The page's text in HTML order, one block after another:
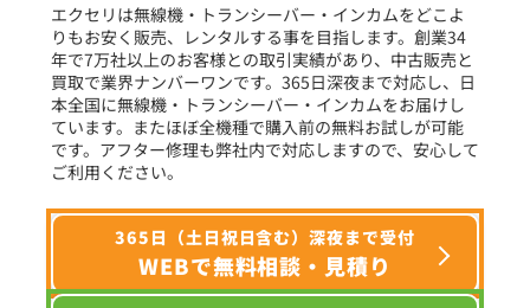
選択条件をリセット
エクセリは無線機・トランシーバー・インカムをどこよ
りもお安く販売、レンタルする事を目指します。創業34
年で7万社以上のお客様との取引実績があり、中古販売と
買取で業界ナンバーワンです。365日深夜まで対応し、日
本全国に無線機・トランシーバー・インカムをお届けし
ています。またほぼ全機種で購入前の無料お試しが可能
です。アフター修理も弊社内で対応しますので、安心して
ご利用ください。
365日（土日祝日含む）深夜まで受付
WEBで無料相談・見積り